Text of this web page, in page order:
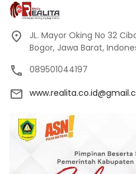
JL. Mayor Oking No 32
Bogor, Jawa Barat,
089501044197